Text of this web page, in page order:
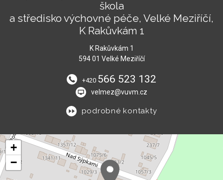
škola
a středisko výchovné péče, Velké Meziříčí,
K Rakůvkám 1
K Rakůvkám 1
594 01 Velké Meziříčí
+420 566 523 132
velmez@vuvm.cz
podrobné kontakty
+
−